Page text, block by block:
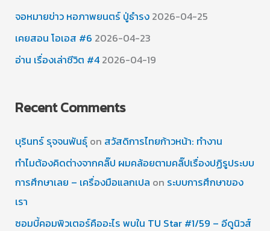
จอหมายข่าว หอภาพยนตร์ ปู่ธำรง 2026-04-25
เคยสอน โอเอส #6 2026-04-23
อ่าน เรื่องเล่าชีวิต #4 2026-04-19
Recent Comments
บุรินทร์ รุจจนพันธุ์on สวัสดิการไทยก้าวหน้า: ทำงาน
ทำไมต้องคิดต่างจากคลิ๊ป ผมคล้อยตามคลิ๊ปเรื่องปฏิรูประบบ
การศึกษาเลย – เครื่องมือแลกเปล on ระบบการศึกษาของ
เรา
ซอมบี้คอมพิวเตอร์คืออะไร พบใน TU Star #1/59 – อีดูนิวส์